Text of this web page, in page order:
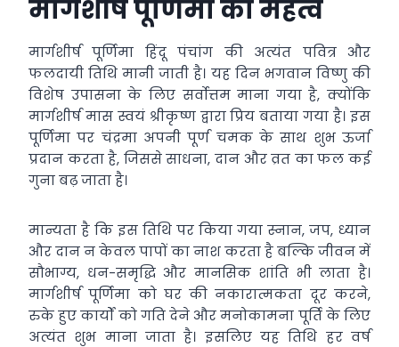
मार्गशीर्ष पूर्णिमा का महत्व
मार्गशीर्ष पूर्णिमा हिंदू पंचांग की अत्यंत पवित्र और
फलदायी तिथि मानी जाती है। यह दिन भगवान विष्णु की
विशेष उपासना के लिए सर्वोत्तम माना गया है, क्योंकि
मार्गशीर्ष मास स्वयं श्रीकृष्ण द्वारा प्रिय बताया गया है। इस
पूर्णिमा पर चंद्रमा अपनी पूर्ण चमक के साथ शुभ ऊर्जा
प्रदान करता है, जिससे साधना, दान और व्रत का फल कई
गुना बढ़ जाता है।
मान्यता है कि इस तिथि पर किया गया स्नान, जप, ध्यान
और दान न केवल पापों का नाश करता है बल्कि जीवन में
सौभाग्य, धन-समृद्धि और मानसिक शांति भी लाता है।
मार्गशीर्ष पूर्णिमा को घर की नकारात्मकता दूर करने,
रुके हुए कार्यों को गति देने और मनोकामना पूर्ति के लिए
अत्यंत शुभ माना जाता है। इसलिए यह तिथि हर वर्ष